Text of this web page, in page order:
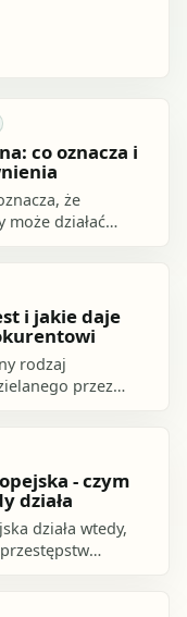
co oznacza i
że
działać
i jakie daje
rodzaj
przez
- czym
działa
działa wtedy,